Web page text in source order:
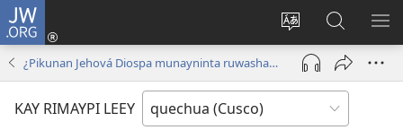
JW.ORG
Direccionpi
akllay
Sutiykiwan
jaykuy
(abre
nueva
JW.ORG
nisqapi
maskhay
¿Pikunan Jehová Diospa munayninta ruwashanku?
KAY RIMAYPI LEEY